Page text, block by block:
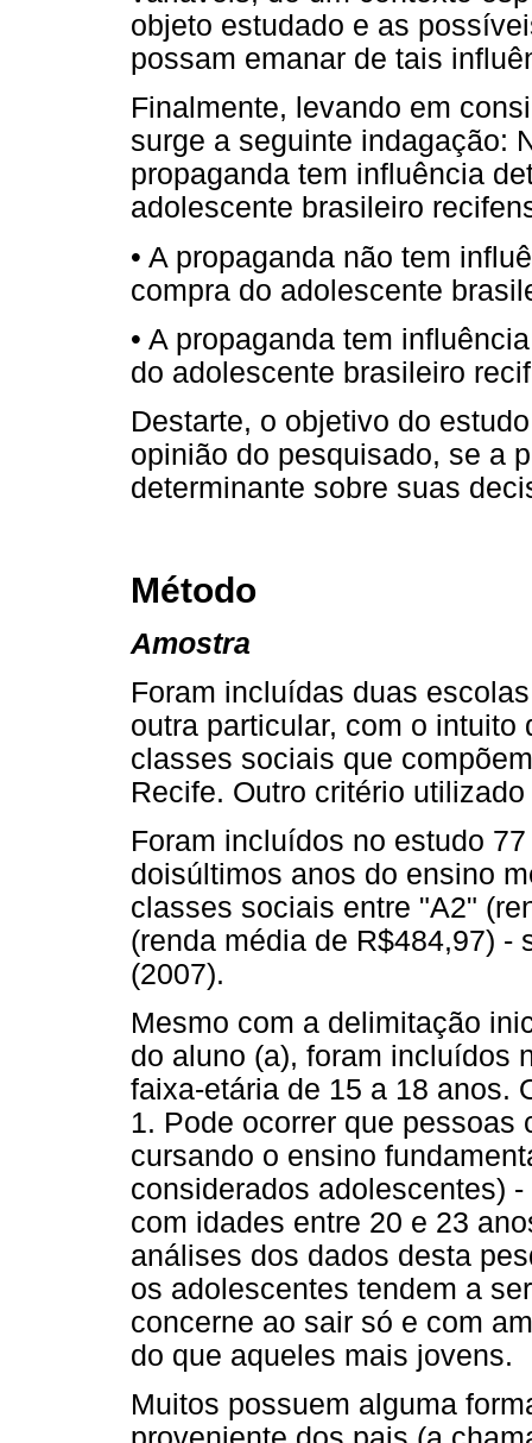
objeto estudado e as
possam emanar de tais
Finalmente, levando em
surge a seguinte indagação:
propaganda tem influência
adolescente brasileiro
• A propaganda não tem
compra do adolescente
• A propaganda tem
do adolescente brasileiro
Destarte, o objetivo do
opinião do pesquisado, se a
determinante sobre suas
Método
Amostra
Foram incluídas duas
outra particular, com o
classes sociais que
Recife. Outro critério
Foram incluídos no estudo
doisúltimos anos do ensino
classes sociais entre "A2"
(renda média de R$484,97) -
(2007).
Mesmo com a delimitação
do aluno (a), foram incluídos
faixa-etária de 15 a 18 anos.
1. Pode ocorrer que
cursando o ensino
considerados adolescentes)
com idades entre 20 e 23
análises dos dados desta
os adolescentes tendem a
concerne ao sair só e com
do que aqueles mais jovens.
Muitos possuem alguma